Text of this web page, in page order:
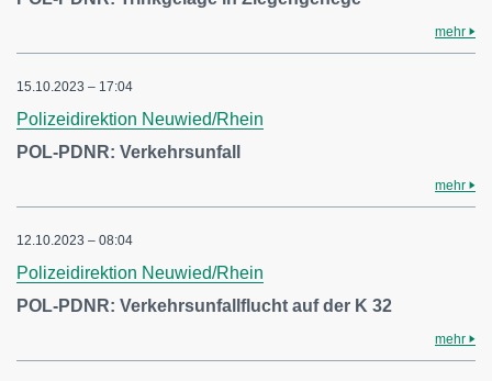
mehr
15.10.2023 – 17:04
Polizeidirektion Neuwied/Rhein
POL-PDNR: Verkehrsunfall
mehr
12.10.2023 – 08:04
Polizeidirektion Neuwied/Rhein
POL-PDNR: Verkehrsunfallflucht auf der K 32
mehr